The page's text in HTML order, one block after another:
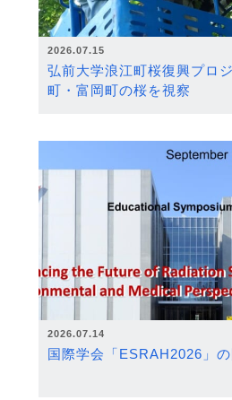
2026.07.15
弘前大学浪江町桜復興プロ
町・富岡町の桜を視察
2026.07.14
国際学会「ESRAH2026」